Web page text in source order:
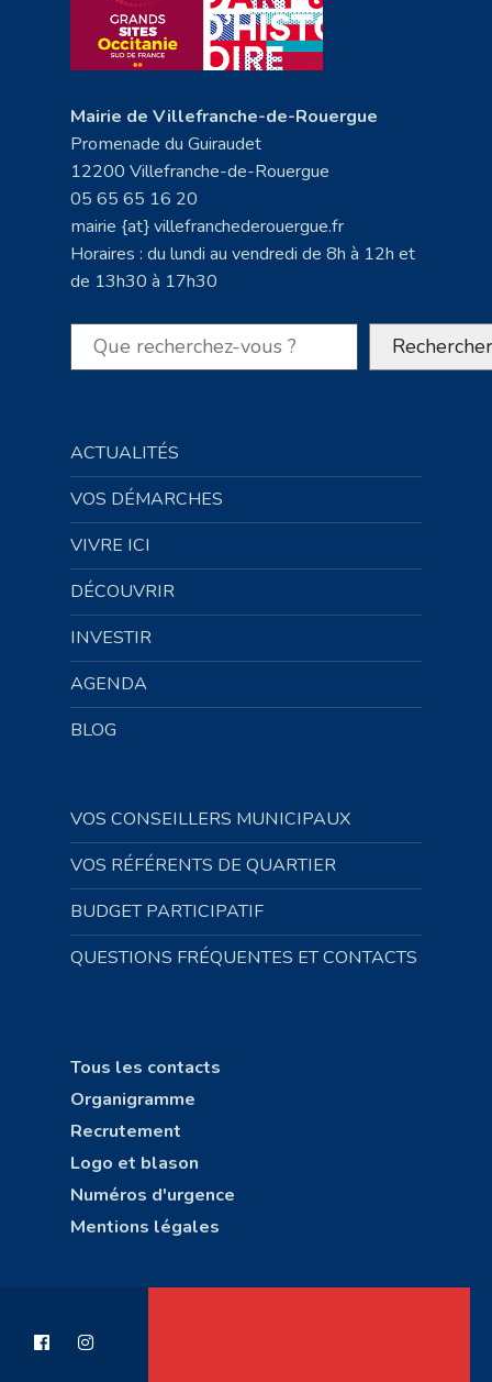
Mairie de Villefranche-de-Rouergue
Promenade du Guiraudet
12200 Villefranche-de-Rouergue
05 65 65 16 20
mairie {at} villefranchederouergue.fr
Horaires : du lundi au vendredi de 8h à 12h et
de 13h30 à 17h30
Rechercher Rechercher
ACTUALITÉS
VOS DÉMARCHES
VIVRE ICI
DÉCOUVRIR
INVESTIR
AGENDA
BLOG
VOS CONSEILLERS MUNICIPAUX
VOS RÉFÉRENTS DE QUARTIER
BUDGET PARTICIPATIF
QUESTIONS FRÉQUENTES ET CONTACTS
Tous les contacts
Organigramme
Recrutement
Logo et blason
Numéros d'urgence
Mentions légales